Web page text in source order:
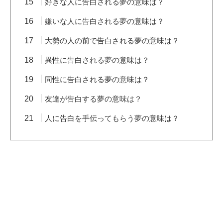
好きな人に告白される夢の意味は？
嫌いな人に告白される夢の意味は？
大勢の人の前で告白される夢の意味は？
異性に告白される夢の意味は？
同性に告白される夢の意味は？
友達が告白する夢の意味は？
人に告白を手伝ってもらう夢の意味は？